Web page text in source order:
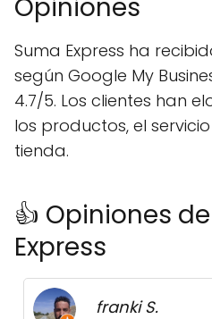
Opiniones
Suma Express ha
según Google My
4.7/5. Los clientes han
los productos, el
tienda.
👍 Opiniones
Express
franki S.